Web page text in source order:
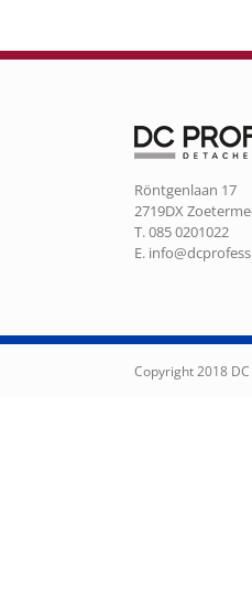
Röntgenlaan 17
2719DX
T. 085 0201022
E.
Copyright 2018